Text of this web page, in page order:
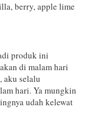
berry, apple lime
produk ini
di malam hari
aku selalu
hari. Ya mungkin
udah kelewat